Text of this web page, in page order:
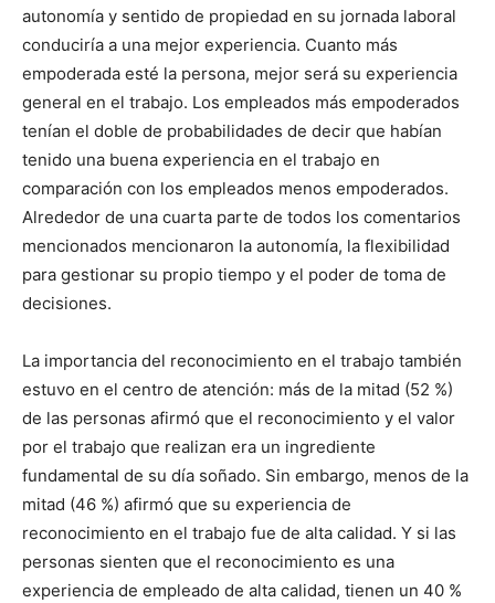
autonomía y sentido de propiedad en su jornada laboral
conduciría a una mejor experiencia. Cuanto más
empoderada esté la persona, mejor será su experiencia
general en el trabajo. Los empleados más empoderados
tenían el doble de probabilidades de decir que habían
tenido una buena experiencia en el trabajo en
comparación con los empleados menos empoderados.
Alrededor de una cuarta parte de todos los comentarios
mencionados mencionaron la autonomía, la flexibilidad
para gestionar su propio tiempo y el poder de toma de
decisiones.
La importancia del reconocimiento en el trabajo también
estuvo en el centro de atención: más de la mitad (52 %)
de las personas afirmó que el reconocimiento y el valor
por el trabajo que realizan era un ingrediente
fundamental de su día soñado. Sin embargo, menos de la
mitad (46 %) afirmó que su experiencia de
reconocimiento en el trabajo fue de alta calidad. Y si las
personas sienten que el reconocimiento es una
experiencia de empleado de alta calidad, tienen un 40 %